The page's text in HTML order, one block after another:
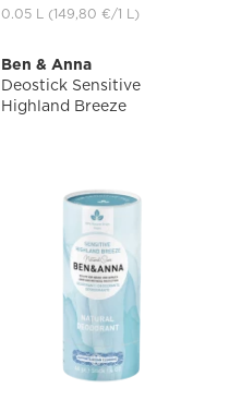
0.05 L (149,80 €/1 L)
Ben & Anna
Deostick Sensitive
Highland Breeze